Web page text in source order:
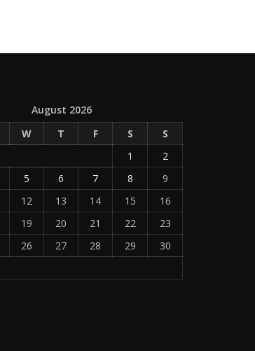
August 2026
W T F S
S
1
2
5 6 7 8
9
12 13 14 15
16
19 20 21 22
23
26 27 28 29
30